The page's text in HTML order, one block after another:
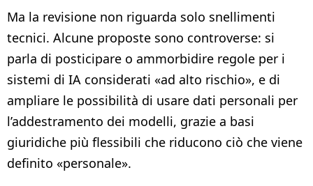
Ma la revisione non riguarda solo snellimenti
tecnici. Alcune proposte sono controverse: si
parla di posticipare o ammorbidire regole per i
sistemi di IA considerati «ad alto rischio», e di
ampliare le possibilità di usare dati personali per
l’addestramento dei modelli, grazie a basi
giuridiche più flessibili che riducono ciò che viene
definito «personale».